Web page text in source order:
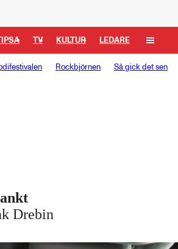
TV KULTUR LEDARE
Rockbjörnen Så gick det sen
Drebin